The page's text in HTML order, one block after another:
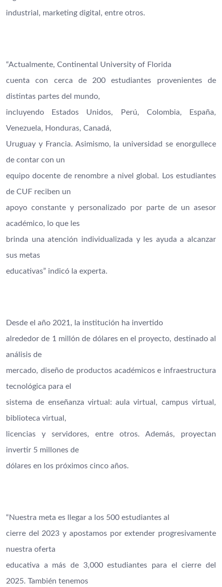
industrial, marketing digital, entre otros.
“Actualmente, Continental University of Florida
cuenta con cerca de 200 estudiantes provenientes de
distintas partes del mundo,
incluyendo Estados Unidos, Perú, Colombia, España,
Venezuela, Honduras, Canadá,
Uruguay y Francia. Asimismo, la universidad se enorgullece
de contar con un
equipo docente de renombre a nivel global. Los estudiantes
de CUF reciben un
apoyo constante y personalizado por parte de un asesor
académico, lo que les
brinda una atención individualizada y les ayuda a alcanzar
sus metas
educativas” indicó la experta.
Desde el año 2021, la institución ha invertido
alrededor de 1 millón de dólares en el proyecto, destinado al
análisis de
mercado, diseño de productos académicos e infraestructura
tecnológica para el
sistema de enseñanza virtual: aula virtual, campus virtual,
biblioteca virtual,
licencias y servidores, entre otros. Además, proyectan
invertir 5 millones de
dólares en los próximos cinco años.
“Nuestra meta es llegar a los 500 estudiantes al
cierre del 2023 y apostamos por extender progresivamente
nuestra oferta
educativa a más de 3,000 estudiantes para el cierre del
2025. También tenemos